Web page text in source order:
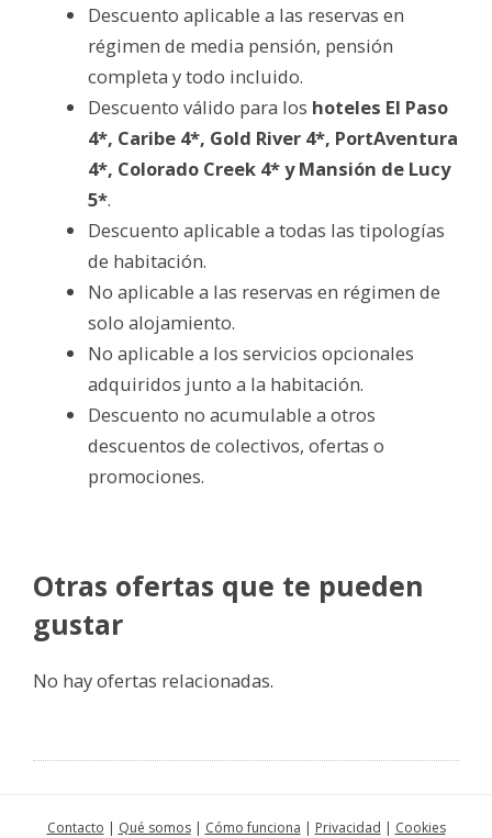
Descuento aplicable a las reservas en
régimen de media pensión, pensión
completa y todo incluido.
Descuento válido para los hoteles El Paso
4*, Caribe 4*, Gold River 4*, PortAventura
4*, Colorado Creek 4* y Mansión de Lucy
5*.
Descuento aplicable a todas las tipologías
de habitación.
No aplicable a las reservas en régimen de
solo alojamiento.
No aplicable a los servicios opcionales
adquiridos junto a la habitación.
Descuento no acumulable a otros
descuentos de colectivos, ofertas o
promociones.
Otras ofertas que te pueden
gustar
No hay ofertas relacionadas.
Contacto | Qué somos| Cómo funciona | Privacidad | Cookies